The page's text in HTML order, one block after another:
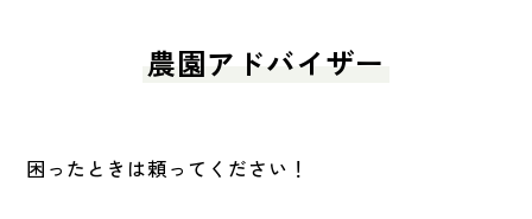
農園アドバイザー
困ったときは頼ってください！